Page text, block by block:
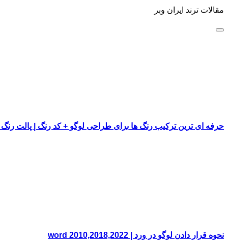
مقالات ترند ایران وبر
حرفه ای ترین ترکیب رنگ ها برای طراحی لوگو + کد رنگ | پالت
نحوه قرار دادن لوگو در ورد | word 2010,2018,2022